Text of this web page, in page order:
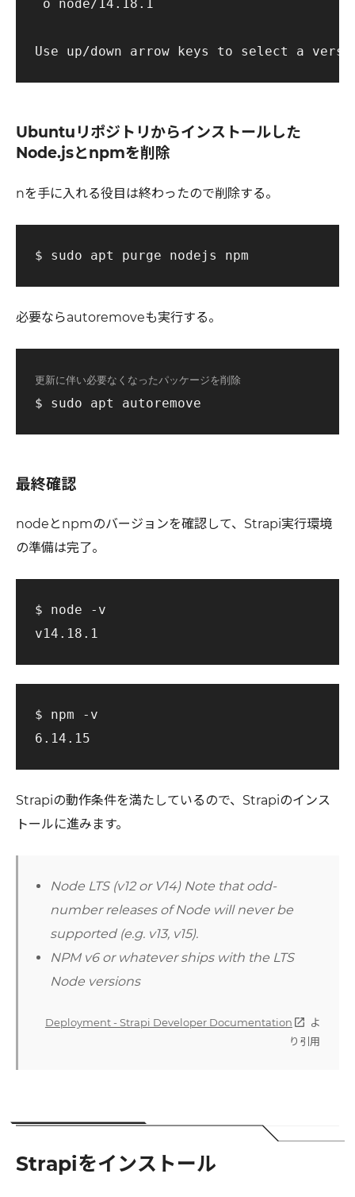
ο node/14.18.1
Ubuntuリポジトリからインストールした
Node.jsとnpmを削除
nを手に入れる役目は終わったので削除する。
必要ならautoremoveも実行する。
更新に伴い必要なくなったパッケージを削除
最終確認
nodeとnpmのバージョンを確認して、Strapi実行環境
の準備は完了。
$ node -v
$ npm -v
Strapiの動作条件を満たしているので、Strapiのインス
トールに進みます。
Node LTS (v12 or V14) Note that odd-
number releases of Node will never be
supported (e.g. v13, v15).
NPM v6 or whatever ships with the LTS
Node versions
Deployment - Strapi Developer Documentation open_in_new よ
り引用
Strapiをインストール